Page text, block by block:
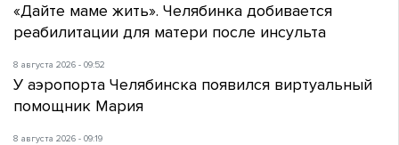
«Дайте маме жить». Челябинка добивается
реабилитации для матери после инсульта
8 августа 2026 - 09:52
У аэропорта Челябинска появился виртуальный
помощник Мария
8 августа 2026 - 09:19